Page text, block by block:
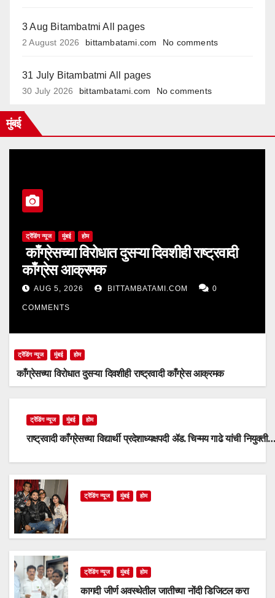
3 Aug Bitambatmi All pages
2 August 2026 bittambatami.com No comments
31 July Bitambatmi All pages
30 July 2026 bittambatami.com No comments
मुंबई
ट्रेंडिंग न्यूज मुंबई होम
काँग्रेसच्या विरोधात दुसऱ्या दिवशीही राष्ट्रवादी
काँग्रेस आक्रमक
AUG 5, 2026 BITTAMBATAMI.COM 0
COMMENTS
ट्रेंडिंग न्यूज मुंबई होम
काँग्रेसच्या विरोधात दुसऱ्या दिवशीही राष्ट्रवादी काँग्रेस आक्रमक
ट्रेंडिंग न्यूज मुंबई होम
राष्ट्रवादी काँग्रेसच्या विद्यार्थी प्रदेशाध्यक्षपदी ॲड. चिन्मय गाढे यांची नियुक्ती…
ट्रेंडिंग न्यूज मुंबई होम
ट्रेंडिंग न्यूज मुंबई होम
कागदी जीर्ण अवस्थेतील जातीच्या नोंदी डिजिटल करा